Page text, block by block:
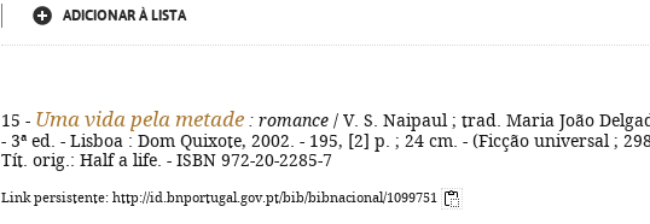
ADICIONAR À LISTA
15 - Uma vida pela metade : romance / V. S. Naipaul ; trad. Maria João
- 3ª ed. - Lisboa : Dom Quixote, 2002. - 195, [2] p. ; 24 cm. - (Ficção universal ;
Tít. orig.: Half a life. - ISBN 972-20-2285-7
Link persistente: http://id.bnportugal.gov.pt/bib/bibnacional/1099751